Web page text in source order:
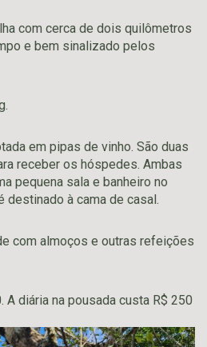
com cerca de dois quilômetros
e bem sinalizado pelos
em pipas de vinho. São duas
receber os hóspedes. Ambas
pequena sala e banheiro no
destinado à cama de casal.
com almoços e outras refeições
A diária na pousada custa R$ 250